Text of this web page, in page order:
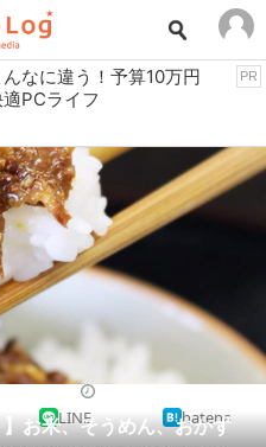
アウトドア用品
おもちゃ・ホビー
キッチン家電
ゲーム
スイーツ・お菓子
スマホ・携帯電話
ファッション
家電
んなに違う！予算10万円
PCライフ
PR
お米、そうめん、おかず
LINE hatena